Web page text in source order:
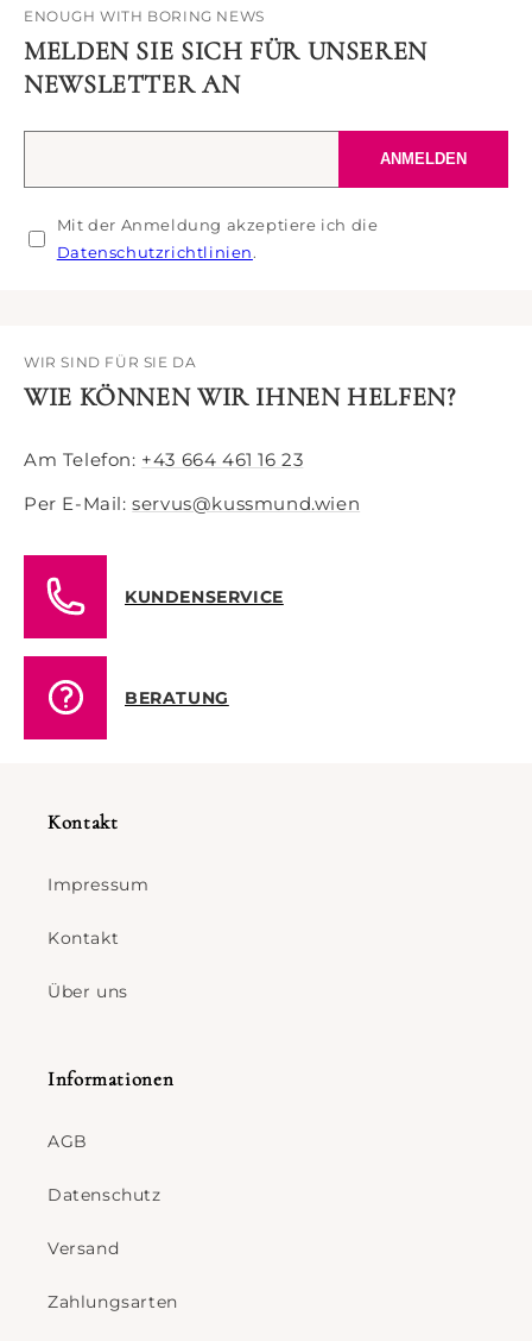
ENOUGH WITH BORING NEWS
MELDEN SIE SICH FÜR UNSEREN
NEWSLETTER AN
E-
Adresse
ANMELDEN
Mit der Anmeldung akzeptiere ich die
Datenschutzrichtlinien.
WIR SIND FÜR SIE DA
WIE KÖNNEN WIR IHNEN HELFEN?
Am Telefon: +43 664 461 16 23
Per E-Mail:servus@kussmund.wien
KUNDENSERVICE
BERATUNG
Kontakt
Impressum
Kontakt
Über uns
Informationen
AGB
Datenschutz
Versand
Zahlungsarten